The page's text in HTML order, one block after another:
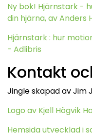
Ny bok! Hjärnstark -
din hjärna, av Anders
Hjärnstark : hur
- Adlibris
Kontakt
Jingle skapad av Jim
Logo av Kjell Högvik
Hemsida utvecklad i